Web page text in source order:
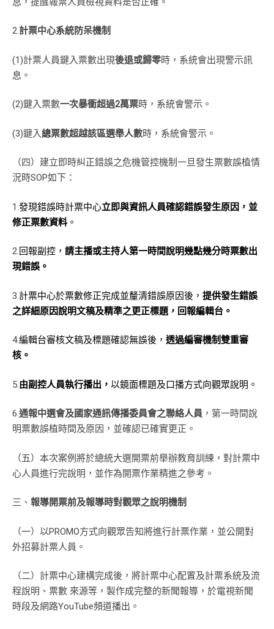
2.計票中心系統防呆機制
(1)計票人員鍵入票數出現後退或歸零時，系統會出現警示訊
息。
(2)鍵入票數一次暴衝超過2萬票時，系統會警示。
(3)鍵入總票數超越該區選舉人數時，系統會警示。
（四）建立即時糾正錯誤之危機管控機制一旦發生票數誤植情
況時SOP如下：
1. 發現錯誤時計票中心立即與資訊人員確認錯誤發生原因，並
修正票數資料 。
2.回報副控， 請主播或主持人第一時間說明幾點幾分時票數出
現錯誤。
3. 計票中心於票數修正完成並釐清錯誤原因後， 提供發生錯誤
之詳細原因說明文稿及精準之更正標題，回報編輯台。
4.編輯台審核文稿及標題確認無誤後， 透過編審機制雙重審
核。
5. 由副控人員執行播出， 以鏡面標題及口播方式向觀眾說明。
6.通報中選會及國家通訊傳播委員會之聯絡人員 ，第一時間說
明票數誤植時間及原因，並確認已確實更正。
（五）本次案例將於總統大選開票前舉辦教育訓練，對計票中
心人員進行完說明，並作為開票作業精進之參考。
三、 報導開票前及報導時對觀眾之說明機制
（一）以PROMO方式向觀眾告知將進行計票作業，並公開對
外招募計票人員。
（二）計票中心建構完成後，將計票中心配置及計票系統及流
程說明、票數 來源等，製作成完整的新聞報導，於電視新聞
時段及網路YouTube頻道播出。